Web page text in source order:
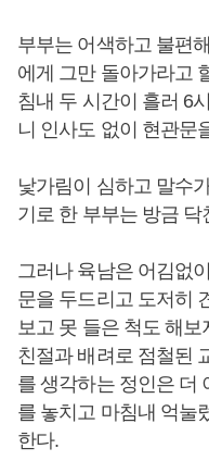
부부는 어색하고 불편
에게 그만 돌아가라고
침내 두 시간이 흘러 6
니 인사도 없이 현관문
낯가림이 심하고 말수
기로 한 부부는 방금
그러나 육남은 어김없
문을 두드리고 도저히
보고 못 들은 척도 해보
친절과 배려로 점철된
를 생각하는 정인은 더
를 놓치고 마침내 억눌
한다.